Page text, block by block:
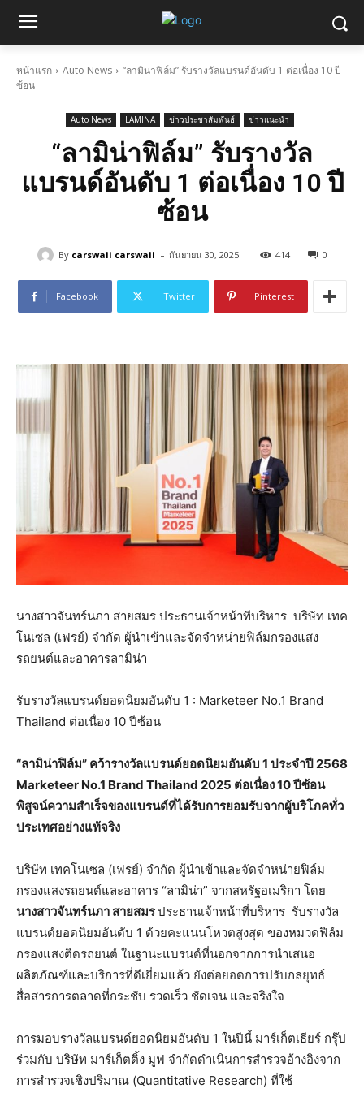
หน้าแรก Auto News
“ลามิน่าฟิล์ม” รับรางวัลแบรนด์อันดับ 1 ต่อเนื่อง 10 ปี
ซ้อน
Auto News LAMINA ข่าวประชาสัมพันธ์ ข่าวแนะนำ
“ลามิน่าฟิล์ม” รับรางวัล
แบรนด์อันดับ 1 ต่อเนื่อง 10 ปี
ซ้อน
By carswaii carswaii - กันยายน 30, 2025 414 0
Facebook Twitter Pinterest
นางสาวจันทร์นภา สายสมร ประธานเจ้าหน้าทีบริหาร บริษัท เทค
โนเซล (เฟรย์) จำกัด ผู้นำเข้าและจัดจำหน่ายฟิล์มกรองแสง
รถยนต์และอาคารลามิน่า
รับรางวัลแบรนด์ยอดนิยมอันดับ 1 : Marketeer No.1 Brand
Thailand ต่อเนื่อง 10 ปีซ้อน
“ลามิน่าฟิล์ม” คว้ารางวัลแบรนด์ยอดนิยมอันดับ 1 ประจำปี2568
Marketeer No.1 Brand Thailand 2025 ต่อเนื่อง10ปีซ้อน
พิสูจน์ความสำเร็จของแบรนด์ที่ได้รับการยอมรับจากผู้บริโภคทั่ว
ประเทศอย่างแท้จริง
บริษัท เทคโนเซล (เฟรย์) จำกัด ผู้นำเข้าและจัดจำหน่ายฟิล์ม
กรองแสงรถยนต์และอาคาร “ลามิน่า” จากสหรัฐอเมริกา โดย
นางสาวจันทร์นภา สายสมรประธานเจ้าหน้าที่บริหาร รับรางวัล
แบรนด์ยอดนิยมอันดับ 1 ด้วยคะแนนโหวตสูงสุด ของหมวดฟิล์ม
กรองแสงติดรถยนต์ ในฐานะแบรนด์ที่นอกจากการนำเสนอ
ผลิตภัณฑ์และบริการที่ดีเยี่ยมแล้ว ยังต่อยอดการปรับกลยุทธ์
สื่อสารการตลาดที่กระชับ รวดเร็ว ชัดเจน และจริงใจ
การมอบรางวัลแบรนด์ยอดนิยมอันดับ 1 ในปีนี้ มาร์เก็ตเธียร์ กรุ๊ป
ร่วมกับ บริษัท มาร์เก็ตติ้ง มูฟ จำกัดดำเนินการสำรวจอ้างอิงจาก
การสำรวจเชิงปริมาณ (Quantitative Research) ที่ใช้